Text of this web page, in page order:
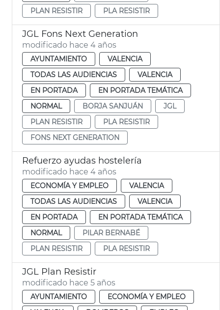
PLAN RESISTIR
PLA RESISTIR
JGL Fons Next Generation
modificado hace 4 años
AYUNTAMIENTO
VALENCIA
TODAS LAS AUDIENCIAS
VALENCIA
EN PORTADA
EN PORTADA TEMÁTICA
NORMAL
BORJA SANJUÁN
JGL
PLAN RESISTIR
PLA RESISTIR
FONS NEXT GENERATION
Refuerzo ayudas hostelería
modificado hace 4 años
ECONOMÍA Y EMPLEO
VALENCIA
TODAS LAS AUDIENCIAS
VALENCIA
EN PORTADA
EN PORTADA TEMÁTICA
NORMAL
PILAR BERNABÉ
PLAN RESISTIR
PLA RESISTIR
JGL Plan Resistir
modificado hace 5 años
AYUNTAMIENTO
ECONOMÍA Y EMPLEO